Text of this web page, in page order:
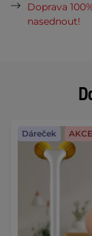
Dáreček AKCE
Doprava
nasednout!